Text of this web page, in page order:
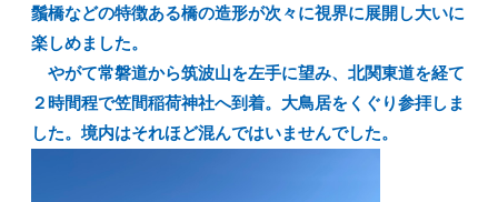
鬚橋などの特徴ある橋の造形が次々に視界に展開し大いに
楽しめました。
やがて常磐道から筑波山を左手に望み、北関東道を経て
２時間程で笠間稲荷神社へ到着。大鳥居をくぐり参拝しま
した。境内はそれほど混んではいませんでした。